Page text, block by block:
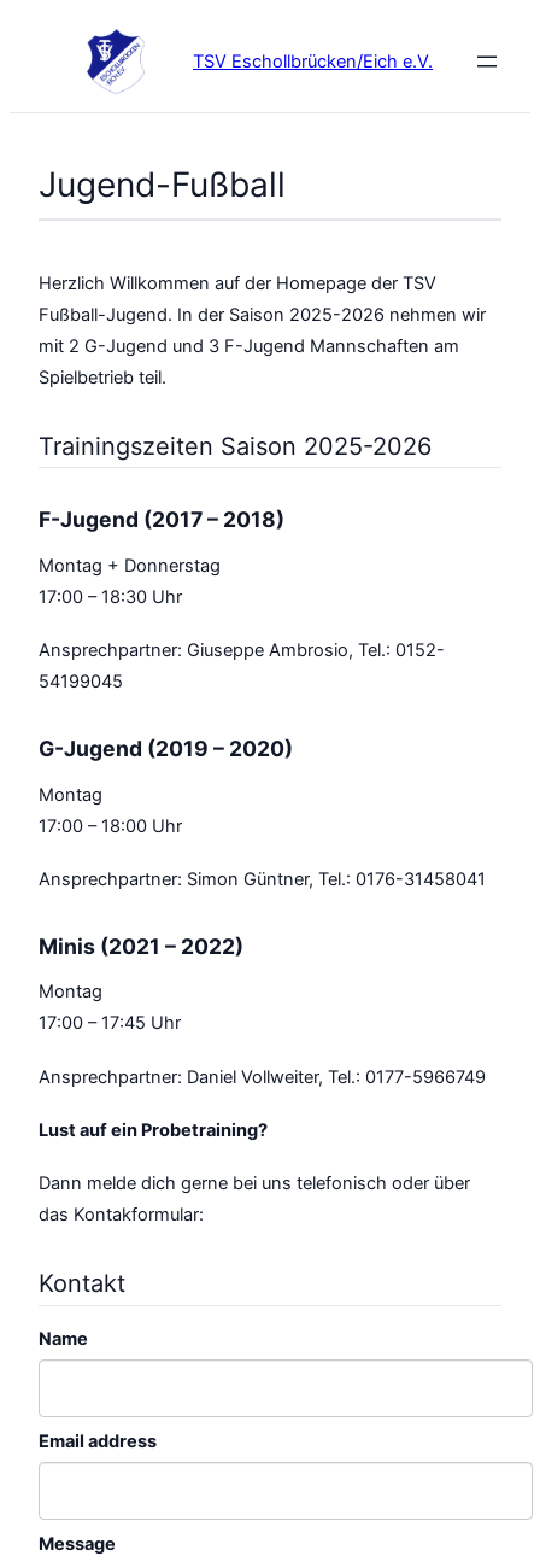
TSV Eschollbrücken/Eich e.V.
Jugend-Fußball
Herzlich Willkommen auf der Homepage der TSV
Fußball-Jugend. In der Saison 2025-2026 nehmen wir
mit 2 G-Jugend und 3 F-Jugend Mannschaften am
Spielbetrieb teil.
Trainingszeiten Saison 2025-2026
F-Jugend (2017 – 2018)
Montag + Donnerstag
17:00 – 18:30 Uhr
Ansprechpartner: Giuseppe Ambrosio, Tel.: 0152-
54199045
G-Jugend (2019 – 2020)
Montag
17:00 – 18:00 Uhr
Ansprechpartner: Simon Güntner, Tel.: 0176-31458041
Minis (2021 – 2022)
Montag
17:00 – 17:45 Uhr
Ansprechpartner: Daniel Vollweiter, Tel.: 0177-5966749
Lust auf ein Probetraining?
Dann melde dich gerne bei uns telefonisch oder über
das Kontakformular:
Kontakt
Name
Email address
Message